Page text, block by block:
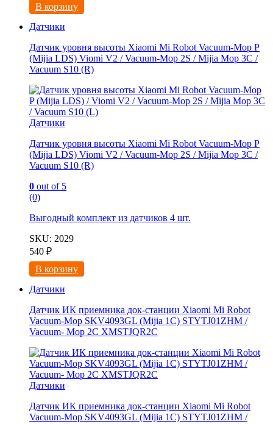
В корзину
Датчики
Датчик уровня высоты Xiaomi Mi Robot Vacuum-Mop P
(Mijia LDS) Viomi V2 / Vacuum-Mop 2S / Mijia Mop 3C /
Vacuum S10 (R)
Датчики
Датчик уровня высоты Xiaomi Mi Robot Vacuum-Mop P
(Mijia LDS) Viomi V2 / Vacuum-Mop 2S / Mijia Mop 3C /
Vacuum S10 (R)
0 out of 5
(0)
Выгодный комплект из датчиков 4 шт.
SKU: 2029
540 ₽
В корзину
Датчики
Датчик ИК приемника док-станции Xiaomi Mi Robot
Vacuum-Mop SKV4093GL (Mijia 1C) STYTJ01ZHM /
Vacuum- Mop 2C XMSTJQR2C
Датчики
Датчик ИК приемника док-станции Xiaomi Mi Robot
Vacuum-Mop SKV4093GL (Mijia 1C) STYTJ01ZHM /